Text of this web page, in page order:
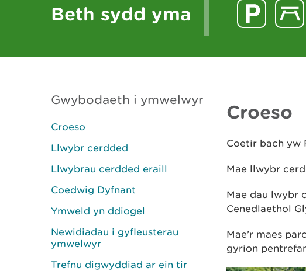
Beth sydd yma
Gwybodaeth i ymwelwyr
Croeso
Llwybr cerdded
Llwybrau cerdded eraill
Coedwig Dyfnant
Ymweld yn ddiogel
Newidiadau i gyfleusterau
ymwelwyr
Trefnu digwyddiad ar ein tir
Croeso
Coetir bach yw
Mae llwybr
Mae dau lwybr
Cenedlaethol
Mae’r maes
gyrion